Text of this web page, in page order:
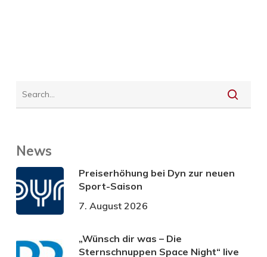
News
Preiserhöhung bei Dyn zur neuen
Sport-Saison
7. August 2026
„Wünsch dir was – Die
Sternschnuppen Space Night“ live